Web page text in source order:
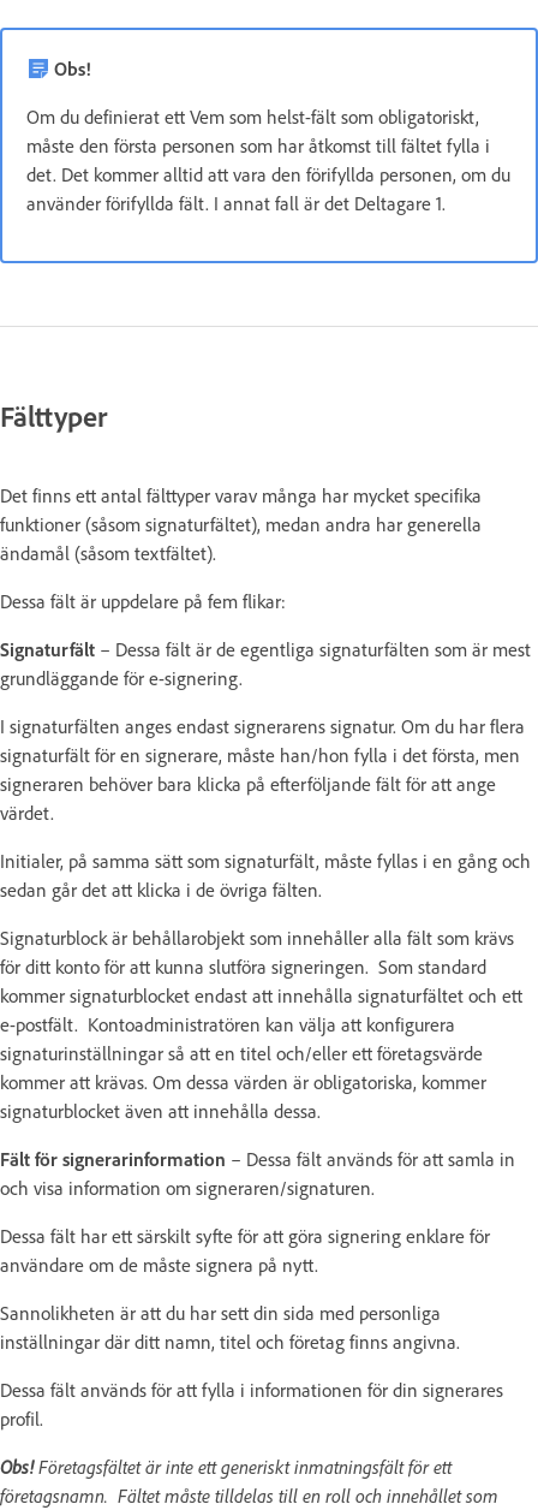
Obs!
Om du definierat ett Vem som helst-fält som obligatoriskt,
måste den första personen som har åtkomst till fältet fylla i
det. Det kommer alltid att vara den förifyllda personen, om du
använder förifyllda fält. I annat fall är det Deltagare 1.
Fälttyper
Det finns ett antal fälttyper varav många har mycket specifika
funktioner (såsom signaturfältet), medan andra har generella
ändamål (såsom textfältet).
Dessa fält är uppdelare på fem flikar:
Signaturfält – Dessa fält är de egentliga signaturfälten som är mest
grundläggande för e-signering.
I signaturfälten anges endast signerarens signatur. Om du har flera
signaturfält för en signerare, måste han/hon fylla i det första, men
signeraren behöver bara klicka på efterföljande fält för att ange
värdet.
Initialer, på samma sätt som signaturfält, måste fyllas i en gång och
sedan går det att klicka i de övriga fälten.
Signaturblock är behållarobjekt som innehåller alla fält som krävs
för ditt konto för att kunna slutföra signeringen. Som standard
kommer signaturblocket endast att innehålla signaturfältet och ett
e-postfält. Kontoadministratören kan välja att konfigurera
signaturinställningar så att en titel och/eller ett företagsvärde
kommer att krävas. Om dessa värden är obligatoriska, kommer
signaturblocket även att innehålla dessa.
Fält för signerarinformation – Dessa fält används för att samla in
och visa information om signeraren/signaturen.
Dessa fält har ett särskilt syfte för att göra signering enklare för
användare om de måste signera på nytt.
Sannolikheten är att du har sett din sida med personliga
inställningar där ditt namn, titel och företag finns angivna.
Dessa fält används för att fylla i informationen för din signerares
profil.
Obs!Företagsfältet är inte ett generiskt inmatningsfält för ett
företagsnamn. Fältet måste tilldelas till en roll och innehållet som